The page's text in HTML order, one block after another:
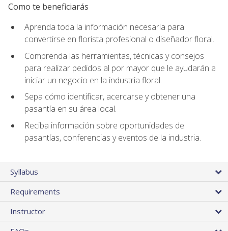
Como te beneficiarás
Aprenda toda la información necesaria para
convertirse en florista profesional o diseñador floral.
Comprenda las herramientas, técnicas y consejos
para realizar pedidos al por mayor que le ayudarán a
iniciar un negocio en la industria floral.
Sepa cómo identificar, acercarse y obtener una
pasantía en su área local.
Reciba información sobre oportunidades de
pasantías, conferencias y eventos de la industria.
Syllabus
Requirements
Instructor